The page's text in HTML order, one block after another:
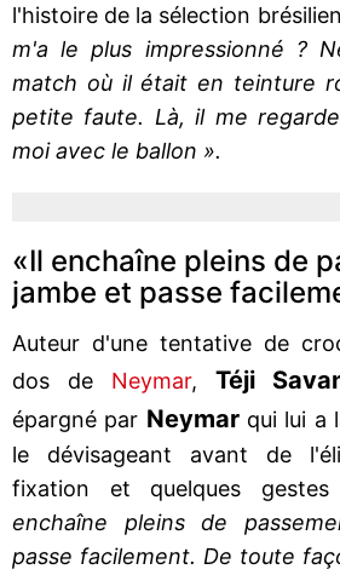
l'histoire de la sélection
m'a le plus impressionné ?
match où il était en teinture
petite faute. Là, il me
moi avec le ballon ».
«Il enchaîne pleins de
jambe et passe
Auteur d'une tentative de
dos de Neymar, Téji
épargné par Neymar qui lui a
le dévisageant avant de
fixation et quelques gestes
enchaîne pleins de
passe facilement. De toute